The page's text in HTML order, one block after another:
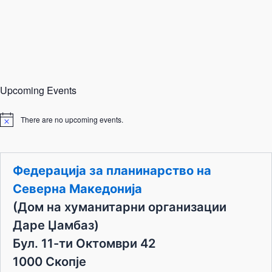
Upcoming Events
N
i
There are no upcoming events.
Федерација за планинарство на
Северна Македонија
(Дом на хуманитарни организации
Даре Џамбаз)
Бул. 11-ти Октомври 42
1000 Скопје